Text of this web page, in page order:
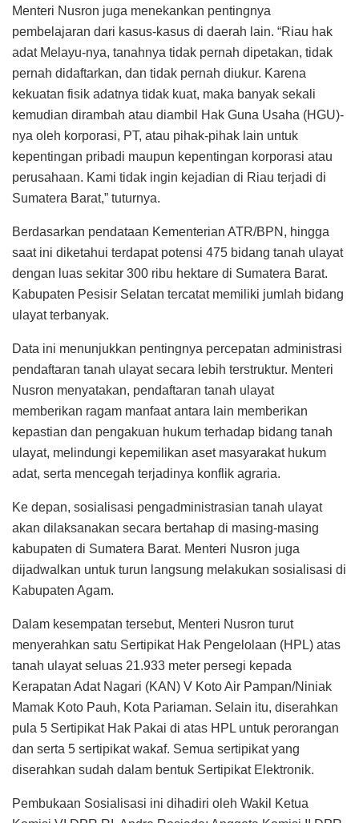
Menteri Nusron juga menekankan pentingnya
pembelajaran dari kasus-kasus di daerah lain. “Riau hak
adat Melayu-nya, tanahnya tidak pernah dipetakan, tidak
pernah didaftarkan, dan tidak pernah diukur. Karena
kekuatan fisik adatnya tidak kuat, maka banyak sekali
kemudian dirambah atau diambil Hak Guna Usaha (HGU)-
nya oleh korporasi, PT, atau pihak-pihak lain untuk
kepentingan pribadi maupun kepentingan korporasi atau
perusahaan. Kami tidak ingin kejadian di Riau terjadi di
Sumatera Barat,” tuturnya.
Berdasarkan pendataan Kementerian ATR/BPN, hingga
saat ini diketahui terdapat potensi 475 bidang tanah ulayat
dengan luas sekitar 300 ribu hektare di Sumatera Barat.
Kabupaten Pesisir Selatan tercatat memiliki jumlah bidang
ulayat terbanyak.
Data ini menunjukkan pentingnya percepatan administrasi
pendaftaran tanah ulayat secara lebih terstruktur. Menteri
Nusron menyatakan, pendaftaran tanah ulayat
memberikan ragam manfaat antara lain memberikan
kepastian dan pengakuan hukum terhadap bidang tanah
ulayat, melindungi kepemilikan aset masyarakat hukum
adat, serta mencegah terjadinya konflik agraria.
Ke depan, sosialisasi pengadministrasian tanah ulayat
akan dilaksanakan secara bertahap di masing-masing
kabupaten di Sumatera Barat. Menteri Nusron juga
dijadwalkan untuk turun langsung melakukan sosialisasi di
Kabupaten Agam.
Dalam kesempatan tersebut, Menteri Nusron turut
menyerahkan satu Sertipikat Hak Pengelolaan (HPL) atas
tanah ulayat seluas 21.933 meter persegi kepada
Kerapatan Adat Nagari (KAN) V Koto Air Pampan/Niniak
Mamak Koto Pauh, Kota Pariaman. Selain itu, diserahkan
pula 5 Sertipikat Hak Pakai di atas HPL untuk perorangan
dan serta 5 sertipikat wakaf. Semua sertipikat yang
diserahkan sudah dalam bentuk Sertipikat Elektronik.
Pembukaan Sosialisasi ini dihadiri oleh Wakil Ketua